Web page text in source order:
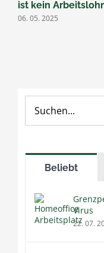
ist kein
06. 05. 2025
nach:
Beliebt
Virus
22. 07.